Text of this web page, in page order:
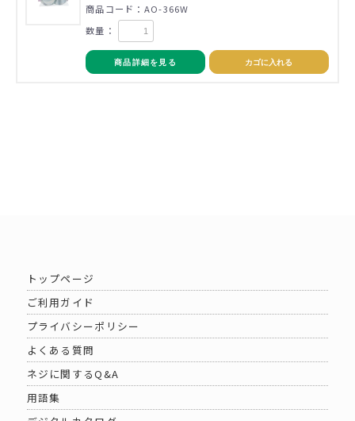
商品コード：AO-366W
数量：
商品詳細を見る カゴに入れる
トップページ
ご利用ガイド
プライバシーポリシー
よくある質問
ネジに関するQ&A
用語集